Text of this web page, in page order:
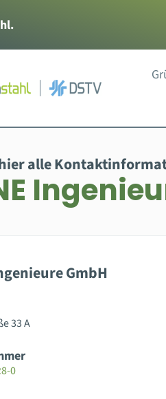
alle
GmbH
33 A
0